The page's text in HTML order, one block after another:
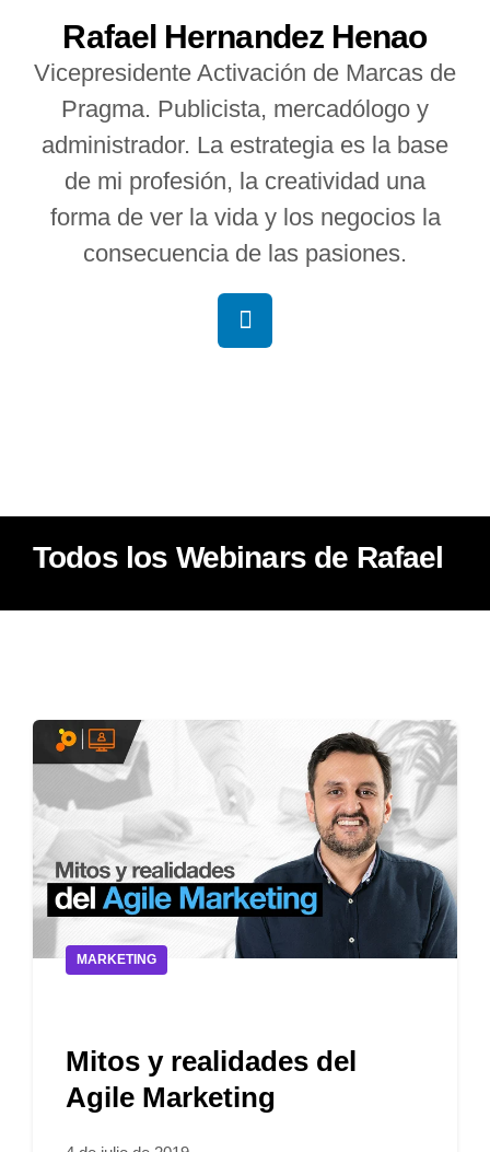
Rafael Hernandez Henao
Vicepresidente Activación de Marcas de
Pragma. Publicista, mercadólogo y
administrador. La estrategia es la base
de mi profesión, la creatividad una
forma de ver la vida y los negocios la
consecuencia de las pasiones.
Todos los Webinars de Rafael
MARKETING
Mitos y realidades del
Agile Marketing